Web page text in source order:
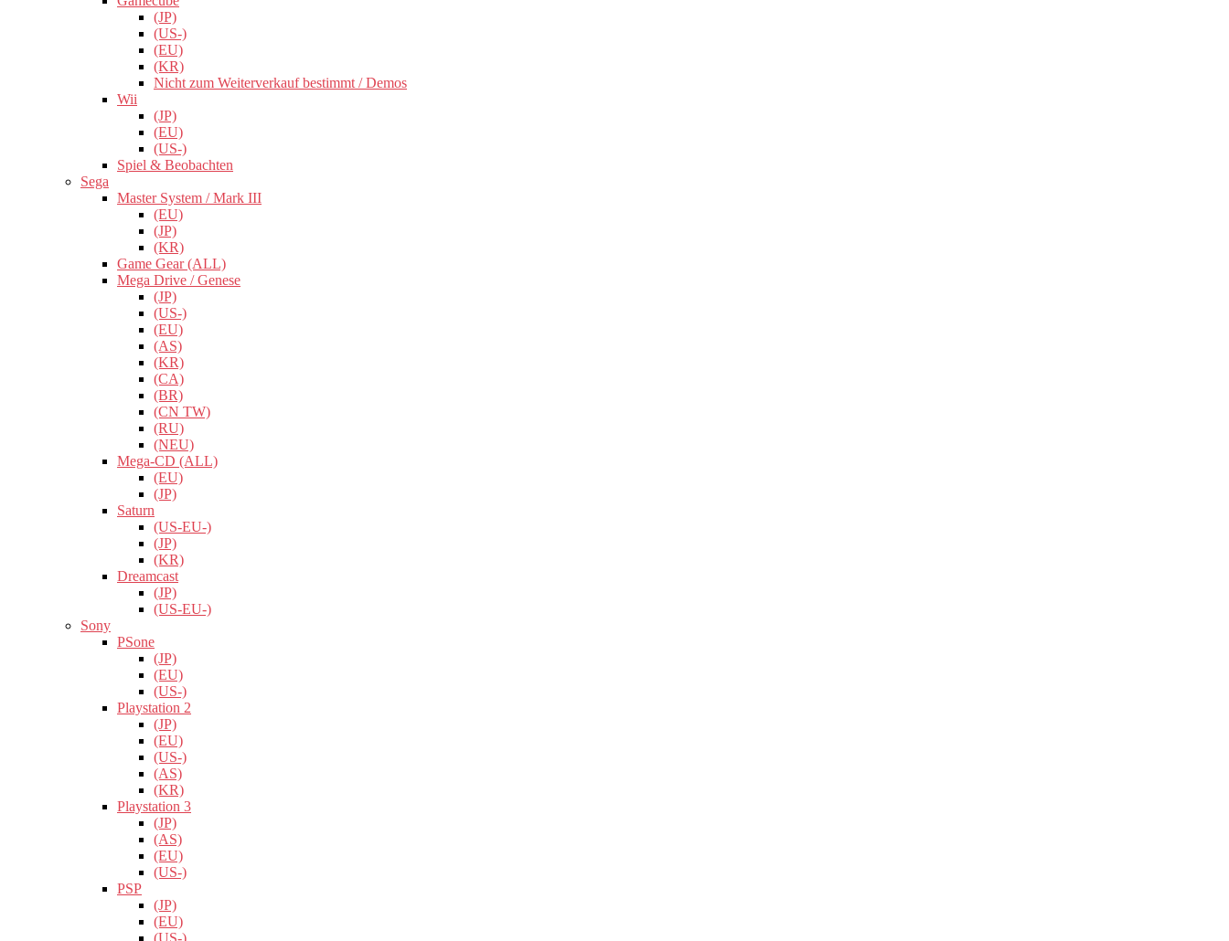
(JP)
(US-)
(EU)
(KR)
Nicht zum Weiterverkauf bestimmt / Demos
Wii
(JP)
(EU)
(US-)
Spiel & Beobachten
Sega
Master System / Mark III
(EU)
(JP)
(KR)
Game Gear (ALL)
Mega Drive / Genese
(JP)
(US-)
(EU)
(AS)
(KR)
(CA)
(BR)
(CN TW)
(RU)
(NEU)
Mega-CD (ALL)
(EU)
(JP)
Saturn
(US-EU-)
(JP)
(KR)
Dreamcast
(JP)
(US-EU-)
Sony
PSone
(JP)
(EU)
(US-)
Playstation 2
(JP)
(EU)
(US-)
(AS)
(KR)
Playstation 3
(JP)
(AS)
(EU)
(US-)
PSP
(JP)
(EU)